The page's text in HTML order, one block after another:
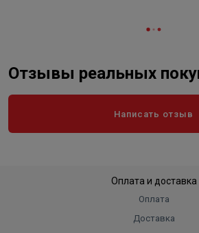
Отзывы реальных
Написать отзыв
Оплата и доставка
Оплата
Доставка